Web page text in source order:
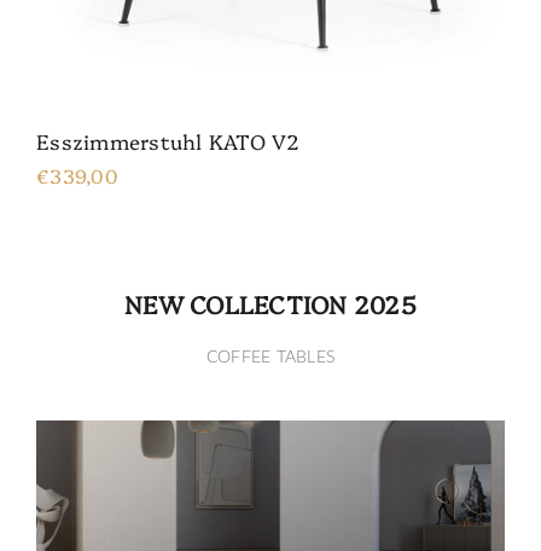
Esszimmerstuhl KATO V2
€339,00
NEW COLLECTION 2025
COFFEE TABLES